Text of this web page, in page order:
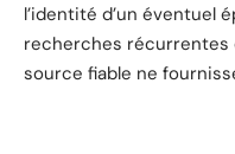
l’identité d’un éventuel
recherches récurrentes
source fiable ne